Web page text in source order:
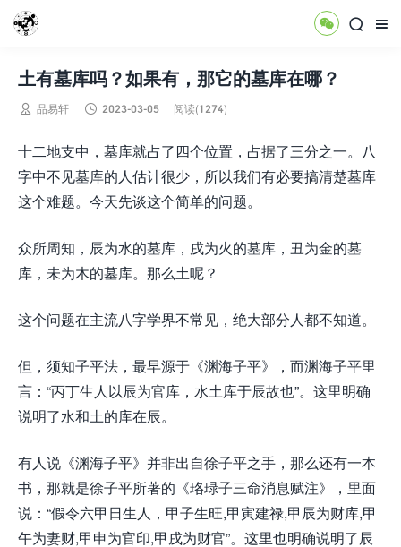



土有墓库吗？如果有，那它的墓库在哪？
 品易轩  2023-03-05 阅读(1274)
十二地支中，墓库就占了四个位置，占据了三分之一。八
字中不见墓库的人估计很少，所以我们有必要搞清楚墓库
这个难题。今天先谈这个简单的问题。
众所周知，辰为水的墓库，戌为火的墓库，丑为金的墓
库，未为木的墓库。那么土呢？
这个问题在主流八字学界不常见，绝大部分人都不知道。
但，须知子平法，最早源于《渊海子平》，而渊海子平里
言：“丙丁生人以辰为官库，水土库于辰故也”。这里明确
说明了水和土的库在辰。
有人说《渊海子平》并非出自徐子平之手，那么还有一本
书，那就是徐子平所著的《珞琭子三命消息赋注》，里面
说：“假令六甲日生人，甲子生旺,甲寅建禄,甲辰为财库,甲
午为妻财,甲申为官印,甲戌为财官”。这里也明确说明了辰